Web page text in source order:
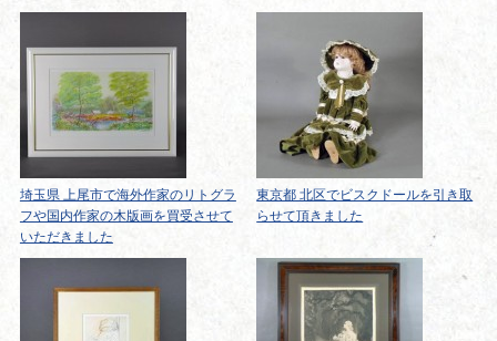
埼玉県 上尾市で海外作家のリトグラ
フや国内作家の木版画を買受させて
いただきました
東京都 北区でビスクドールを引き取
らせて頂きました